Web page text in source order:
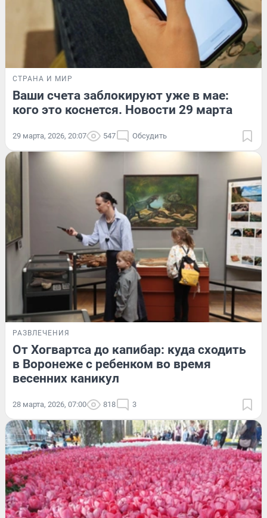
СТРАНА И МИР
Ваши счета заблокируют уже в мае:
кого это коснется. Новости 29 марта
29 марта, 2026, 20:07 547 Обсудить
РАЗВЛЕЧЕНИЯ
От Хогвартса до капибар: куда сходить
в Воронеже с ребенком во время
весенних каникул
28 марта, 2026, 07:00 818 3